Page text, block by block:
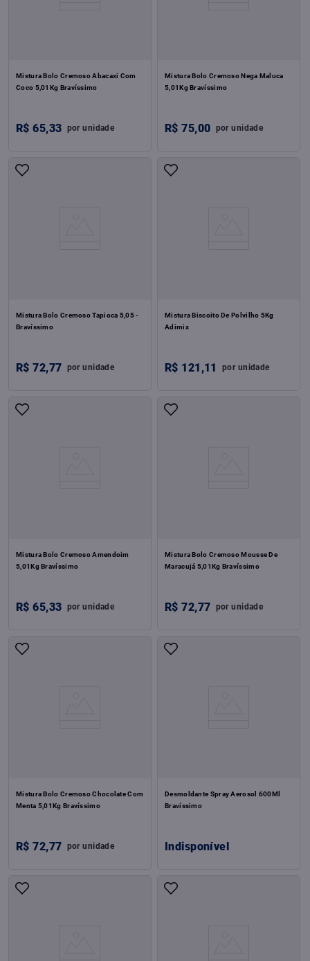
Mistura Bolo Cremoso Abacaxi Com
Coco 5,01Kg Bravíssimo
R$ 65,33 porunidade
Mistura Bolo Cremoso Nega Maluca
5,01Kg Bravíssimo
R$ 75,00 porunidade
Mistura Bolo Cremoso Tapioca 5,05 -
Bravíssimo
R$ 72,77 porunidade
Mistura Biscoito De Polvilho 5Kg
Adimix
R$ 121 ,11 por unidade
Mistura Bolo Cremoso Amendoim
5,01Kg Bravíssimo
R$ 65,33 porunidade
Mistura Bolo Cremoso Mousse De
Maracujá 5,01Kg Bravíssimo
R$ 72,77 porunidade
Mistura Bolo Cremoso Chocolate Com
Menta 5,01Kg Bravíssimo
R$ 72,77 porunidade
Desmoldante Spray Aerosol 600Ml
Bravíssimo
Indisponível